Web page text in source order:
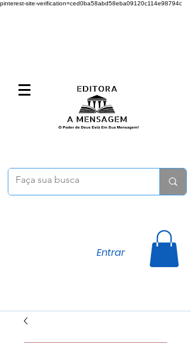
pinterest-site-verification=ced0ba58abd58eba09120c114e98794c
Entrar